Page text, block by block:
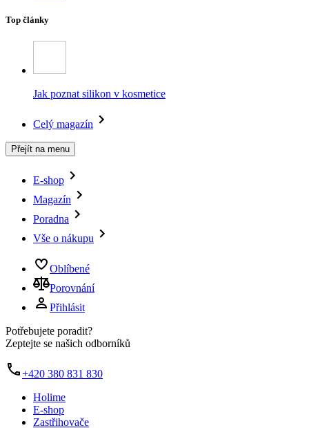
Top články
Jak poznat silikon v kosmetice
Celý magazín
Přejít na menu
E-shop
Magazín
Poradna
Vše o nákupu
Oblíbené
Porovnání
Přihlásit
Potřebujete poradit?
Zeptejte se našich odborníků
+420 380 831 830
Holime
E-shop
Zastřihovače